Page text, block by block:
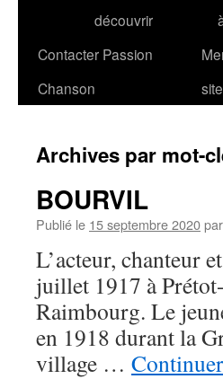
découvrir
Contacter Passion
Chanson
Archives par mot-
BOURVIL
Publié le 15 septembre 2020par
L’acteur, chanteur
juillet 1917 à
Raimbourg. Le
en 1918 durant la
village …